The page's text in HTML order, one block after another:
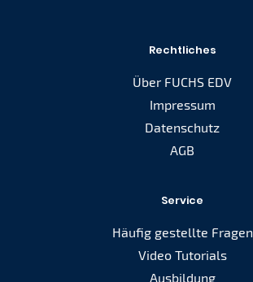
Rechtliches
Über FUCHS EDV
Impressum
Datenschutz
AGB
Service
Häufig gestellte Fragen
Video Tutorials
Ausbildung